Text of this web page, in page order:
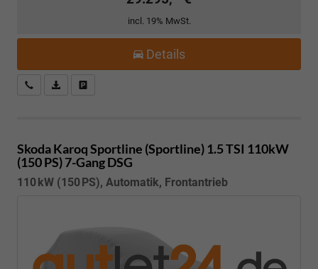
incl. 19% MwSt.
Details
Kostenloser Rückruf-Service
PDF-Datei, Fahrzeugexposé drucken
Skoda KaroqSportline (Sportline) 1.5 TSI 110kW
(150 PS) 7-Gang DSG
110 kW (150 PS), Automatik, Frontantrieb